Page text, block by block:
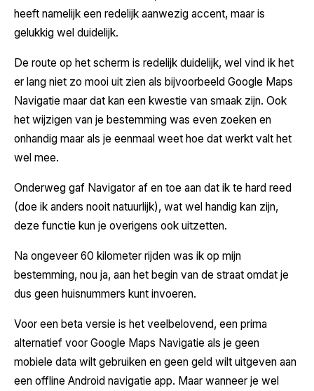
heeft namelijk een redelijk aanwezig accent, maar is
gelukkig wel duidelijk.
De route op het scherm is redelijk duidelijk, wel vind ik het
er lang niet zo mooi uit zien als bijvoorbeeld Google Maps
Navigatie maar dat kan een kwestie van smaak zijn. Ook
het wijzigen van je bestemming was even zoeken en
onhandig maar als je eenmaal weet hoe dat werkt valt het
wel mee.
Onderweg gaf Navigator af en toe aan dat ik te hard reed
(doe ik anders nooit natuurlijk), wat wel handig kan zijn,
deze functie kun je overigens ook uitzetten.
Na ongeveer 60 kilometer rijden was ik op mijn
bestemming, nou ja, aan het begin van de straat omdat je
dus geen huisnummers kunt invoeren.
Voor een beta versie is het veelbelovend, een prima
alternatief voor Google Maps Navigatie als je geen
mobiele data wilt gebruiken en geen geld wilt uitgeven aan
een offline Android navigatie app. Maar wanneer je wel